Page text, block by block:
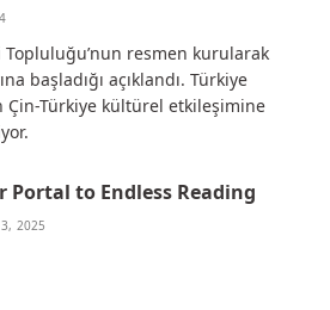
Topluluğu’nun resmen kurularak
başladığı açıklandı. Türkiye
Çin-Türkiye kültürel etkileşimine
Portal to Endless Reading
3, 2025